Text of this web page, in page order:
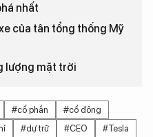
nhất
của tân tổng thống Mỹ
lượng mặt trời
#cổ phần
#cổ đông
#dự trữ #CEO #Tesla